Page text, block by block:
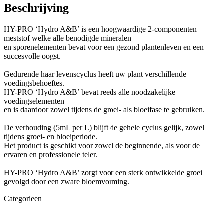
Beschrijving
HY-PRO ‘Hydro A&B’ is een hoogwaardige 2-componenten
meststof welke alle benodigde mineralen
en sporenelementen bevat voor een gezond plantenleven en een
succesvolle oogst.
Gedurende haar levenscyclus heeft uw plant verschillende
voedingsbehoeftes.
HY-PRO ‘Hydro A&B’ bevat reeds alle noodzakelijke
voedingselementen
en is daardoor zowel tijdens de groei- als bloeifase te gebruiken.
De verhouding (5mL per L) blijft de gehele cyclus gelijk, zowel
tijdens groei- en bloeiperiode.
Het product is geschikt voor zowel de beginnende, als voor de
ervaren en professionele teler.
HY-PRO ‘Hydro A&B’ zorgt voor een sterk ontwikkelde groei
gevolgd door een zware bloemvorming.
Categorieen